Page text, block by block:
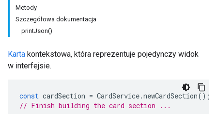
Metody
Szczegółowa dokumentacja
printJson()
Karta kontekstowa, która reprezentuje pojedynczy widok
w interfejsie.
const cardSection = CardService.newCardSection();
// Finish building the card section ...